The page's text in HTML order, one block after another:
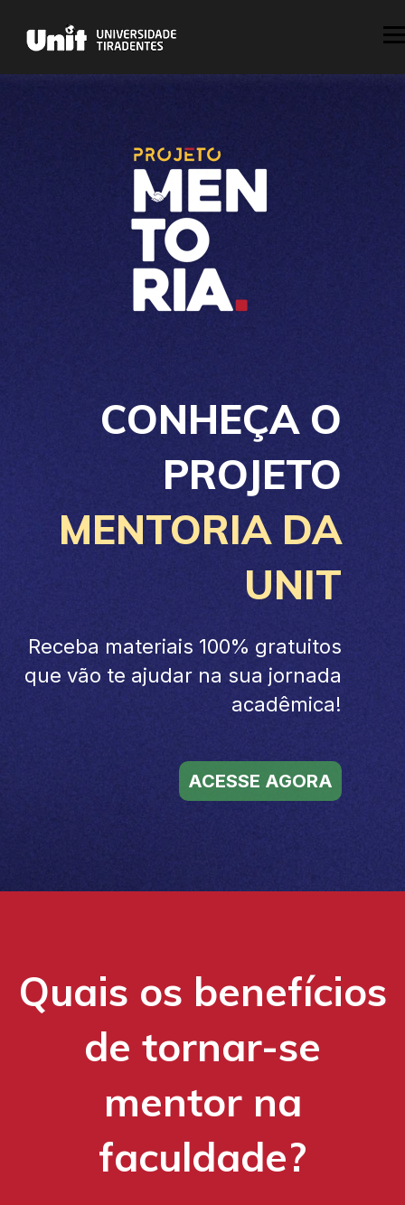
CONHEÇA O
PROJETO
MENTORIA DA
UNIT
Receba materiais 100% gratuitos
que vão te ajudar na sua jornada
acadêmica!
ACESSE AGORA
Quais os benefícios
de tornar-se
mentor na
faculdade?